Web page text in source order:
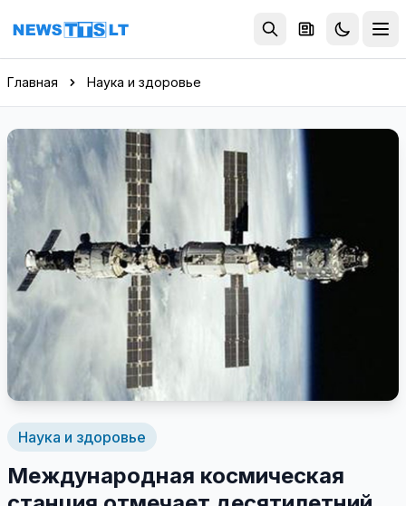
Перейти к содержимому
Главная Наука и здоровье
Наука и здоровье
Международная космическая